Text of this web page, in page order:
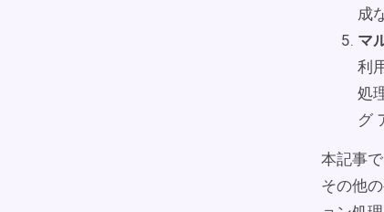
成
マ
利
処
グ
本記事
その他